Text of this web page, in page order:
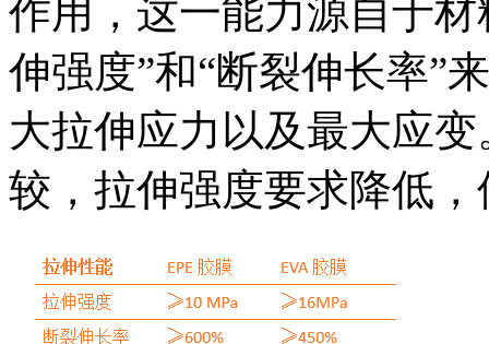
作用，这一能力源自于
伸强度”和“断裂伸长率”
大拉伸应力以及最大应
较，拉伸强度要求降低